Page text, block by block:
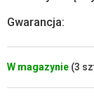
W magazynie (3
Gwarancja: